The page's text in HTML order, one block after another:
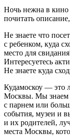
Ночь нежна в кино
почитать
Не знаете что
с ребенком, куда
место для
Интересуетесь
Не знаете куда
Кудамоскоу — это
Москвы. Мы знаем
с парнем или
события, музеи и
и их родителей,
места Москвы,